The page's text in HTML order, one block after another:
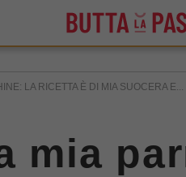
LA RICETTA È DI MIA SUOCERA E...
mia